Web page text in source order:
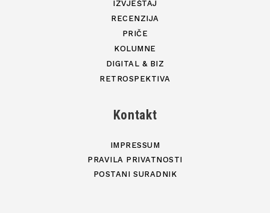
IZVJEŠTAJ
RECENZIJA
PRIČE
KOLUMNE
DIGITAL & BIZ
RETROSPEKTIVA
Kontakt
IMPRESSUM
PRAVILA PRIVATNOSTI
POSTANI SURADNIK